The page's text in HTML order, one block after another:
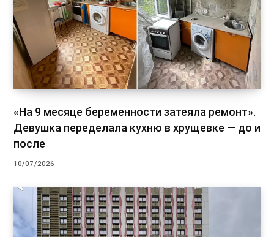
«На 9 месяце беременности затеяла ремонт».
Девушка переделала кухню в хрущевке — до и
после
10/07/2026